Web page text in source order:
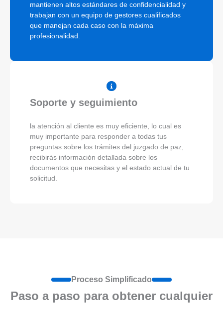
mantienen altos estándares de confidencialidad y
trabajan con un equipo de gestores cualificados
que manejan cada caso con la máxima
profesionalidad.
Soporte y seguimiento
la atención al cliente es muy eficiente, lo cual es
muy importante para responder a todas tus
preguntas sobre los trámites del juzgado de paz,
recibirás información detallada sobre los
documentos que necesitas y el estado actual de tu
solicitud.
Proceso Simplificado
Paso a paso para obtener cualquier